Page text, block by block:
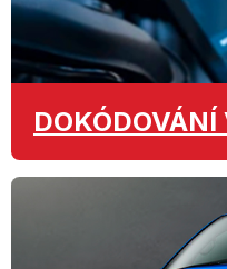
DOKÓDOVÁNÍ